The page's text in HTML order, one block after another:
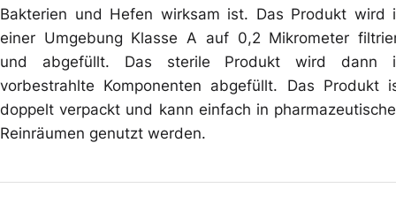
Bakterien und Hefen wirksam ist. Das Produkt wird
einer Umgebung Klasse A auf 0,2 Mikrometer
und abgefüllt. Das sterile Produkt wird dann
vorbestrahlte Komponenten abgefüllt. Das Produkt
doppelt verpackt und kann einfach in
Reinräumen genutzt werden.